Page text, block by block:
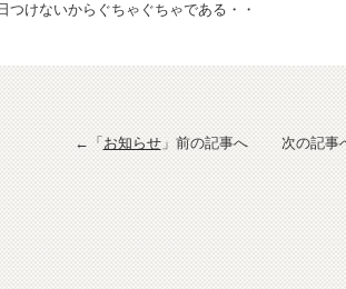
つけないからぐちゃぐちゃである・・
←「お知らせ」前の記事へ 次の記事